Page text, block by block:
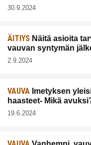
30.9.2024
ÄITIYS Näitä asioita
vauvan syntymän
2.9.2024
VAUVA Imetyksen
haasteet- Mikä
19.6.2024